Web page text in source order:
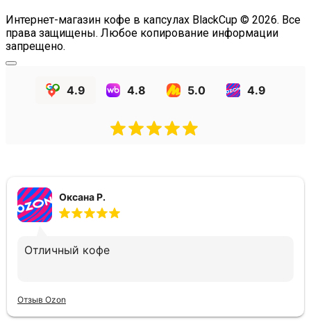
Интернет-магазин кофе в капсулах BlackCup © 2026. Все
права защищены. Любое копирование информации
запрещено.
4.9 4.8 5.0 4.9
Оксана Р.
Отличный кофе
Отзыв Ozon